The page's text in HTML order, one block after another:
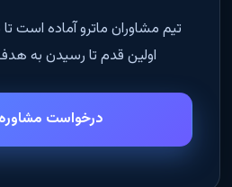
تیم مشاوران ماترو آماده است تا
اولین قدم تا رسیدن به
درخواست مشاوره